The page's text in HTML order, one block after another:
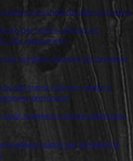
personalizzati dipinti a mano
per interni: dal Pop Art
stile giapponese
scegliere davvero per arredare
quadri sopra il divano: regole e
armonioso
quali scegliere e come valorizzare
scegliere quadri per ambienti di